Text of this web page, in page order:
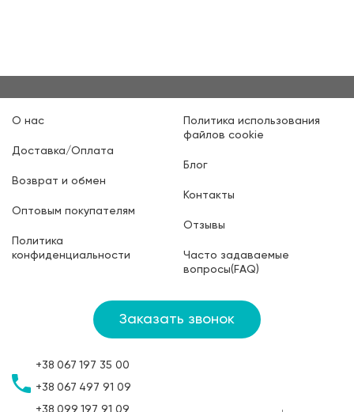
О нас
Доставка/Оплата
Возврат и обмен
Оптовым покупателям
Политика
конфиденциальности
Политика использования
файлов cookie
Блог
Контакты
Отзывы
Часто задаваемые
вопросы(FAQ)
Заказать звонок
+38 067 197 35 00
+38 067 497 91 09
+38 099 197 91 09